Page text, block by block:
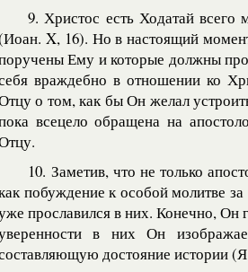
9. Христос есть Ходатай
X, 16). Но в настоящий
Ему и которые должны
враждебно в отношении ко
о том, как бы Он желал
всецело обращена на
10. Заметив, что не только
побуждение к особой молитве
прославился в них. Конечно, Он
в них Он
достояние истории